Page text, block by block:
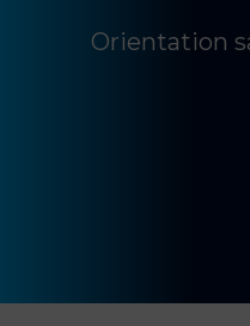
Orientation